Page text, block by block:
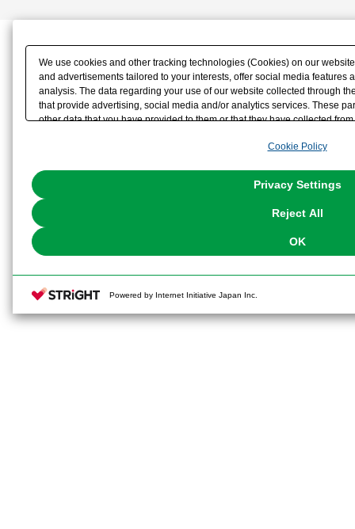
We use cookies and other tracking technologies (Cookies) on our
and advertisements tailored to your interests, offer social media features
analysis. The data regarding your use of our website collected through
that provide advertising, social media and/or analytics services. These
other data that you have provided to them or that they have collected
the use of all Cookies except for Strictly Necessary Cookies, please
Cookie Policy
Privacy Settings
Reject All
OK
Powered by Internet Initiative Japan Inc.